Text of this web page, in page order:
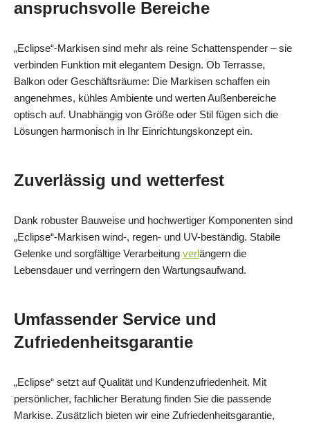
anspruchsvolle Bereiche
„Eclipse“-Markisen sind mehr als reine Schattenspender – sie
verbinden Funktion mit elegantem Design. Ob Terrasse,
Balkon oder Geschäftsräume: Die Markisen schaffen ein
angenehmes, kühles Ambiente und werten Außenbereiche
optisch auf. Unabhängig von Größe oder Stil fügen sich die
Lösungen harmonisch in Ihr Einrichtungskonzept ein.
Zuverlässig und wetterfest
Dank robuster Bauweise und hochwertiger Komponenten sind
„Eclipse“-Markisen wind-, regen- und UV-beständig. Stabile
Gelenke und sorgfältige Verarbeitung verlängern die
Lebensdauer und verringern den Wartungsaufwand.
Umfassender Service und
Zufriedenheitsgarantie
„Eclipse“ setzt auf Qualität und Kundenzufriedenheit. Mit
persönlicher, fachlicher Beratung finden Sie die passende
Markise. Zusätzlich bieten wir eine Zufriedenheitsgarantie,